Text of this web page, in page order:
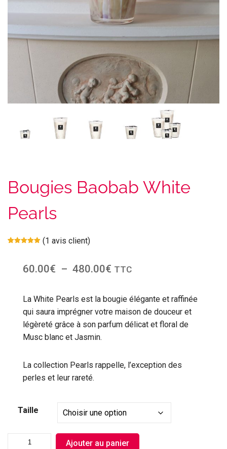
Bougies Baobab White
Pearls
notation
(1 avis client)
60.00€ – 480.00€ TTC
La White Pearls est la bougie élégante et raffinée
qui saura imprégner votre maison de douceur et
légèreté grâce à son parfum délicat et floral de
Musc blanc et Jasmin.
La collection Pearls rappelle, l’exception des
perles et leur rareté.
Taille
Ajouter au panier